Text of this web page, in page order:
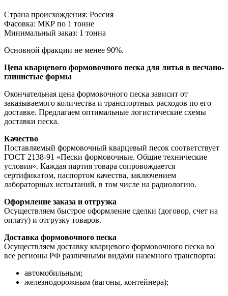
Страна происхождения: Россия
Фасовка: МКР по 1 тонне
Минимальный заказ: 1 тонна
Основной фракции не менее 90%.
Цена кварцевого формовочного песка для литья в песчано-
глинистые формы
Окончательная цена формовочного песка зависит от
заказываемого количества и транспортных расходов по его
доставке. Предлагаем оптимальные логистические схемы
доставки песка.
Качество
Поставляемый формовочный кварцевый песок соответствует
ГОСТ 2138-91 «Пески формовочные. Общие технические
условия». Каждая партия товара сопровождается
сертификатом, паспортом качества, заключением
лабораторных испытаний, в том числе на радиологию.
Оформление заказа и отгрузка
Осуществляем быстрое оформление сделки (договор, счет на
оплату) и отгрузку товаров.
Доставка формовочного песка
Осуществляем доставку кварцевого формовочного песка во
все регионы РФ различными видами наземного транспорта:
автомобильным;
железнодорожным (вагоны, контейнера);